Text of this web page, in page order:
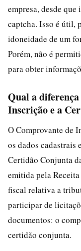
empresa, desde
captcha. Isso é útil,
idoneidade de um
Porém, não é
para obter
Qual a
Inscrição e a
O Comprovante de
os dados cadastrais
Certidão Conjunta
emitida pela
fiscal relativa a
participar de
documentos: o
certidão conjunta.